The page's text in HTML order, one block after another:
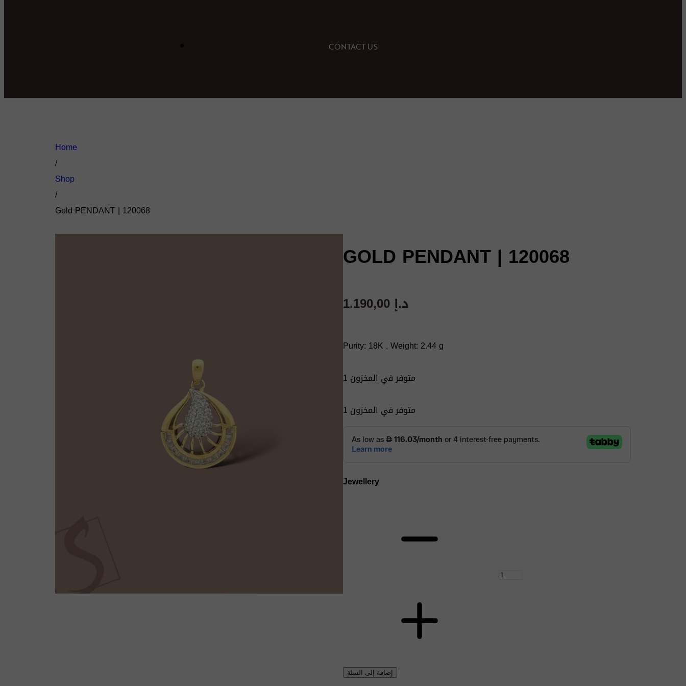
CONTACT US
Home
/
Shop
/
Gold PENDANT | 120068
GOLD PENDANT | 120068
د.إ
Purity: 18K , Weight: 2.44 g
1 متوفر في المخزون
1 متوفر في المخزون
Jewellery
إضافة إلى السلة